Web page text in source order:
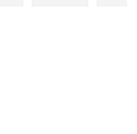
Carica immagine 5 nella
Carica